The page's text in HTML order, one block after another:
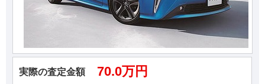
実際の査定金額 70.0万円